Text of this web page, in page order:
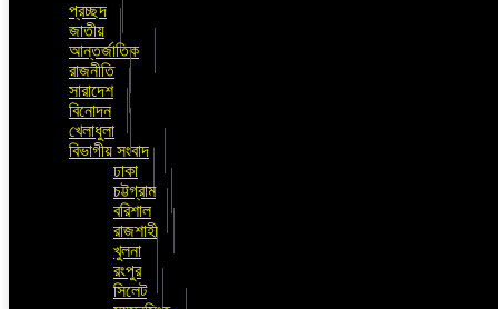
প্রচ্ছদ
জাতীয়
আন্তর্জাতিক
রাজনীতি
সারাদেশ
বিনোদন
খেলাধুলা
বিভাগীয় সংবাদ
ঢাকা
চট্টগ্রাম
বরিশাল
রাজশাহী
খুলনা
রংপুর
সিলেট